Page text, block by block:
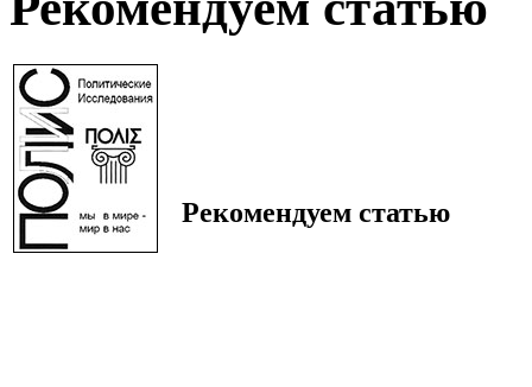
Рекомендуем статью